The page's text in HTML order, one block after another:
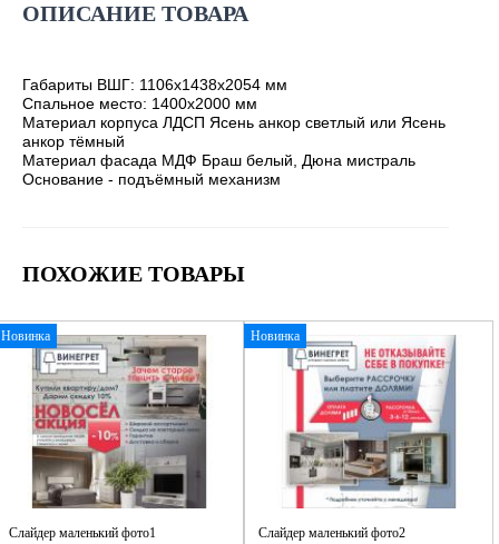
ОПИСАНИЕ ТОВАРА
Габариты ВШГ: 1106х1438х2054 мм
Спальное место: 1400х2000 мм
Материал корпуса ЛДСП Ясень анкор светлый или Ясень
анкор тёмный
Материал фасада МДФ Браш белый, Дюна мистраль
Основание - подъёмный механизм
ПОХОЖИЕ ТОВАРЫ
Новинка
Слайдер маленький фото1
Новинка
Слайдер маленький фото2